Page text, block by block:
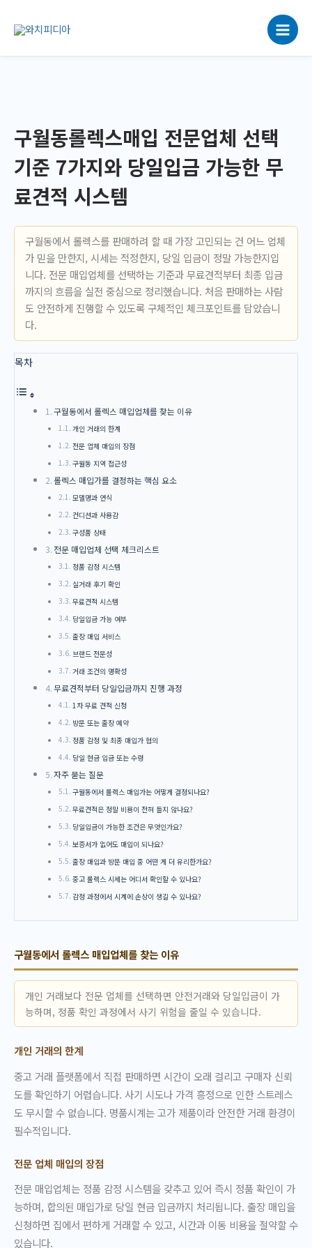
로
구월동롤렉스매입 전문업체 선택
기준 7가지와 당일입금 가능한 무
료견적 시스템
구월동에서 롤렉스를 판매하려 할 때 가장 고민되는 건 어느 업체
가 믿을 만한지, 시세는 적정한지, 당일 입금이 정말 가능한지입
니다. 전문 매입업체를 선택하는 기준과 무료견적부터 최종 입금
까지의 흐름을 실전 중심으로 정리했습니다. 처음 판매하는 사람
도 안전하게 진행할 수 있도록 구체적인 체크포인트를 담았습니
다.
목차
구월동에서 롤렉스 매입업체를 찾는 이유
개인 거래의 한계
전문 업체 매입의 장점
구월동 지역 접근성
롤렉스 매입가를 결정하는 핵심 요소
모델명과 연식
컨디션과 사용감
구성품 상태
전문 매입업체 선택 체크리스트
정품 감정 시스템
실거래 후기 확인
무료견적 시스템
당일입금 가능 여부
출장 매입 서비스
브랜드 전문성
거래 조건의 명확성
무료견적부터 당일입금까지 진행 과정
1차 무료 견적 신청
방문 또는 출장 예약
정품 감정 및 최종 매입가 협의
당일 현금 입금 또는 수령
자주 묻는 질문
구월동에서 롤렉스 매입가는 어떻게 결정되나요?
무료견적은 정말 비용이 전혀 들지 않나요?
당일입금이 가능한 조건은 무엇인가요?
보증서가 없어도 매입이 되나요?
출장 매입과 방문 매입 중 어떤 게 더 유리한가요?
중고 롤렉스 시세는 어디서 확인할 수 있나요?
감정 과정에서 시계에 손상이 생길 수 있나요?
구월동에서 롤렉스 매입업체를 찾는 이유
개인 거래보다 전문 업체를 선택하면 안전거래와 당일입금이 가
능하며, 정품 확인 과정에서 사기 위험을 줄일 수 있습니다.
개인 거래의 한계
중고 거래 플랫폼에서 직접 판매하면 시간이 오래 걸리고 구매자 신뢰
도를 확인하기 어렵습니다. 사기 시도나 가격 흥정으로 인한 스트레스
도 무시할 수 없습니다. 명품시계는 고가 제품이라 안전한 거래 환경이
필수적입니다.
전문 업체 매입의 장점
전문 매입업체는 정품 감정 시스템을 갖추고 있어 즉시 정품 확인이 가
능하며, 합의된 매입가로 당일 현금 입금까지 처리됩니다. 출장 매입을
신청하면 집에서 편하게 거래할 수 있고, 시간과 이동 비용을 절약할 수
있습니다.